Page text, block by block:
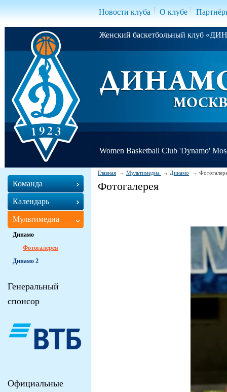
Новости клуба О клубе
Женский баскетбольный клуб
Women Basketball Club 'Dynamo'
Главная Мультимедиа Динамо
Фотогалерея
Команда
Календарь
Мультимедиа
Динамо
Фотогалерея
Динамо 2
Генеральный
спонсор
Официальные